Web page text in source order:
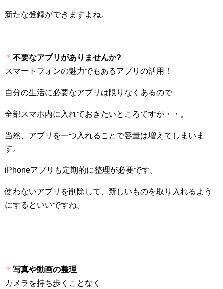
新たな登録ができますよね。
＊ 不要なアプリがありませんか?
スマートフォンの魅力でもあるアプリの活用！
自分の生活に必要なアプリは限りなくあるので
全部スマホ内に入れておきたいところですが・・。
当然、アプリを一つ入れることで容量は増えてしまいま
す。
iPhoneアプリも定期的に整理が必要です。
使わないアプリを削除して、新しいものを取り入れるよう
にするといいですね。
＊ 写真や動画の整理
カメラを持ち歩くことなく